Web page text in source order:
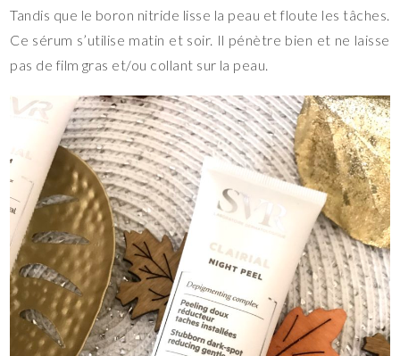
Tandis que le boron nitride lisse la peau et floute les tâches.
Ce sérum s’utilise matin et soir. Il pénètre bien et ne laisse
pas de film gras et/ou collant sur la peau.